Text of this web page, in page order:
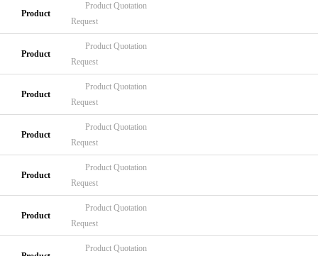
Product
Product Quotation
Request
Product
Product Quotation
Request
Product
Product Quotation
Request
Product
Product Quotation
Request
Product
Product Quotation
Request
Product
Product Quotation
Request
Product Quotation